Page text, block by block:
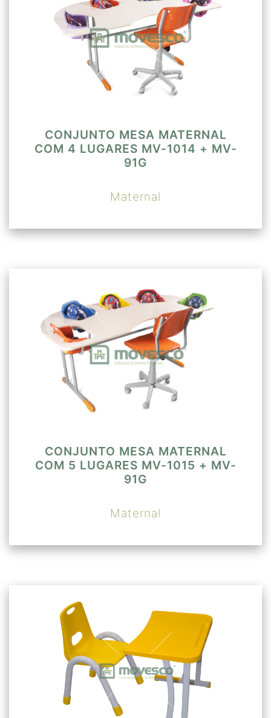
CONJUNTO MESA MATERNAL
COM 4 LUGARES MV-1014 + MV-
91G
Maternal
CONJUNTO MESA MATERNAL
COM 5 LUGARES MV-1015 + MV-
91G
Maternal